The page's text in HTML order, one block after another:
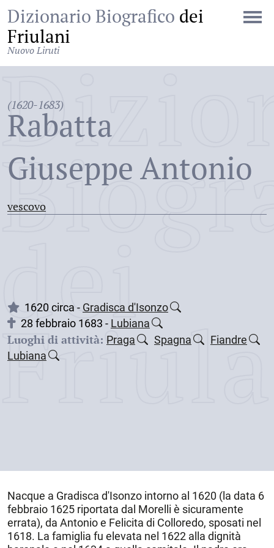
Dizionario Biografico dei
Friulani
Nuovo Liruti
(1620-1683)
Rabatta
Giuseppe Antonio
vescovo
dei
1620 circa - Gradisca d'Isonzo
28 febbraio 1683 - Lubiana
Luoghi di attività: Praga Spagna
Fiandre
Lubiana
Nacque a Gradisca d'Isonzo intorno al 1620 (la data 6
febbraio 1625 riportata dal Morelli è sicuramente
errata), da Antonio e Felicita di Colloredo, sposati nel
1618. La famiglia fu elevata nel 1622 alla dignità